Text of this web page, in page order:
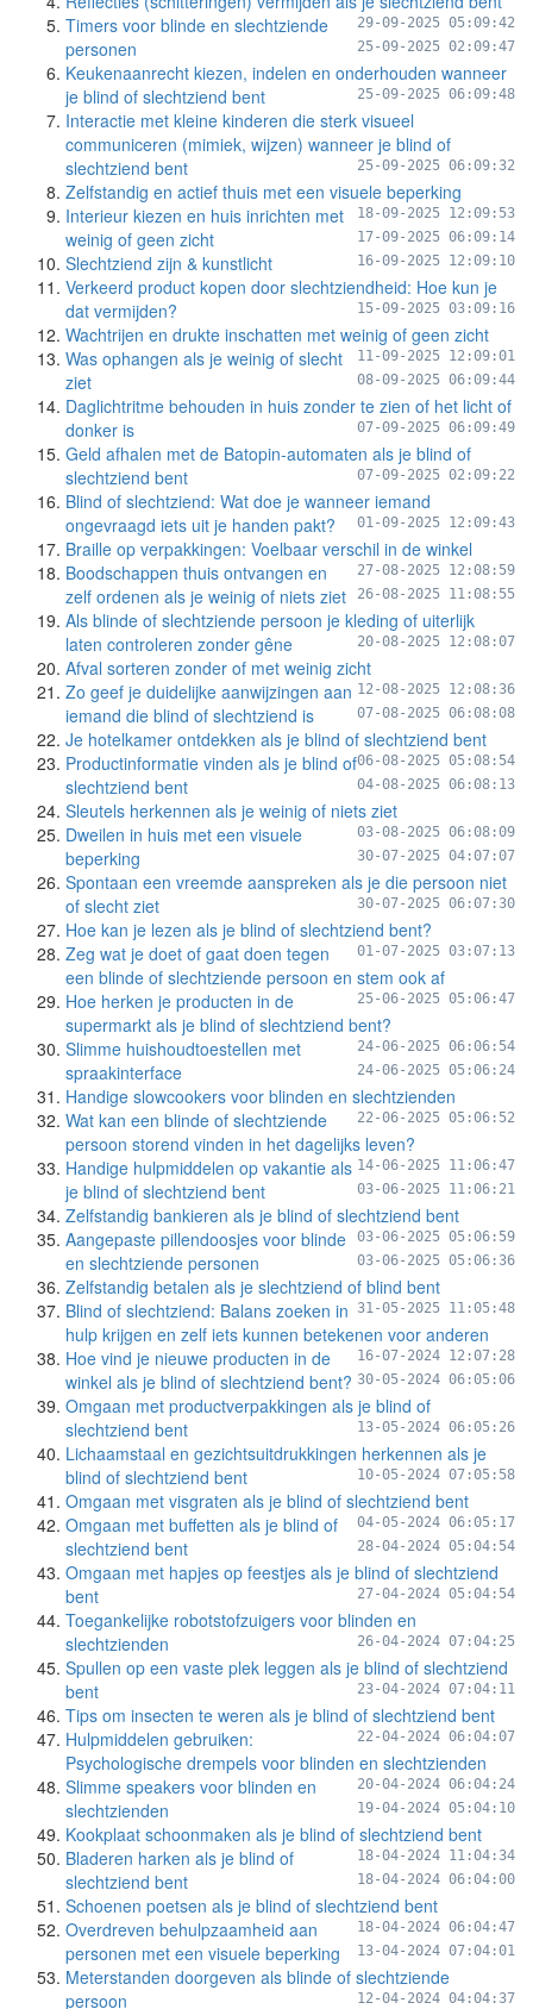
29-09-2025 05:09:42
Timers voor blinde en slechtziende
personen
25-09-2025 02:09:47
Keukenaanrecht kiezen, indelen en onderhouden wanneer
je blind of slechtziend bent
25-09-2025 06:09:48
Interactie met kleine kinderen die sterk visueel
communiceren (mimiek, wijzen) wanneer je blind of
slechtziend bent
25-09-2025 06:09:32
Zelfstandig en actief thuis met een visuele beperking
18-09-2025 12:09:53
Interieur kiezen en huis inrichten met
weinig of geen zicht
17-09-2025 06:09:14
Slechtziend zijn & kunstlicht 16-09-2025 12:09:10
Verkeerd product kopen door slechtziendheid: Hoe kun je
dat vermijden?
15-09-2025 03:09:16
Wachtrijen en drukte inschatten met weinig of geen zicht
11-09-2025 12:09:01
Was ophangen als je weinig of slecht
ziet
08-09-2025 06:09:44
Daglichtritme behouden in huis zonder te zien of het licht of
donker is
07-09-2025 06:09:49
Geld afhalen met de Batopin-automaten als je blind of
slechtziend bent
07-09-2025 02:09:22
Blind of slechtziend: Wat doe je wanneer iemand
ongevraagd iets uit je handen pakt?
01-09-2025 12:09:43
Braille op verpakkingen: Voelbaar verschil in de winkel
27-08-2025 12:08:59
Boodschappen thuis ontvangen en
zelf ordenen als je weinig of niets ziet
26-08-2025 11:08:55
Als blinde of slechtziende persoon je kleding of uiterlijk
laten controleren zonder gêne
20-08-2025 12:08:07
Afval sorteren zonder of met weinig zicht
12-08-2025 12:08:36
Zo geef je duidelijke aanwijzingen aan
iemand die blind of slechtziend is
07-08-2025 06:08:08
Je hotelkamer ontdekken als je blind of slechtziend bent
06-08-2025 05:08:54
Productinformatie vinden als je blind of
slechtziend bent
04-08-2025 06:08:13
Sleutels herkennen als je weinig of niets ziet
03-08-2025 06:08:09
Dweilen in huis met een visuele
beperking
30-07-2025 04:07:07
Spontaan een vreemde aanspreken als je die persoon niet
of slecht ziet
30-07-2025 06:07:30
Hoe kan je lezen als je blind of slechtziend bent?
01-07-2025 03:07:13
Zeg wat je doet of gaat doen tegen
een blinde of slechtziende persoon en stem ook af
25-06-2025 05:06:47
Hoe herken je producten in de
supermarkt als je blind of slechtziend bent?
24-06-2025 06:06:54
Slimme huishoudtoestellen met
spraakinterface
24-06-2025 05:06:24
Handige slowcookers voor blinden en slechtzienden
22-06-2025 05:06:52
Wat kan een blinde of slechtziende
persoon storend vinden in het dagelijks leven?
14-06-2025 11:06:47
Handige hulpmiddelen op vakantie als
je blind of slechtziend bent
03-06-2025 11:06:21
Zelfstandig bankieren als je blind of slechtziend bent
03-06-2025 05:06:59
Aangepaste pillendoosjes voor blinde
en slechtziende personen
03-06-2025 05:06:36
Zelfstandig betalen als je slechtziend of blind bent
31-05-2025 11:05:48
Blind of slechtziend: Balans zoeken in
hulp krijgen en zelf iets kunnen betekenen voor anderen
16-07-2024 12:07:28
Hoe vind je nieuwe producten in de
winkel als je blind of slechtziend bent? 30-05-2024 06:05:06
Omgaan met productverpakkingen als je blind of
slechtziend bent
13-05-2024 06:05:26
Lichaamstaal en gezichtsuitdrukkingen herkennen als je
blind of slechtziend bent
10-05-2024 07:05:58
Omgaan met visgraten als je blind of slechtziend bent
04-05-2024 06:05:17
Omgaan met buffetten als je blind of
slechtziend bent
28-04-2024 05:04:54
Omgaan met hapjes op feestjes als je blind of slechtziend
bent
27-04-2024 05:04:54
Toegankelijke robotstofzuigers voor blinden en
slechtzienden
26-04-2024 07:04:25
Spullen op een vaste plek leggen als je blind of slechtziend
bent
23-04-2024 07:04:11
Tips om insecten te weren als je blind of slechtziend bent
22-04-2024 06:04:07
Hulpmiddelen gebruiken:
Psychologische drempels voor blinden en slechtzienden
20-04-2024 06:04:24
Slimme speakers voor blinden en
slechtzienden
19-04-2024 05:04:10
Kookplaat schoonmaken als je blind of slechtziend bent
18-04-2024 11:04:34
Bladeren harken als je blind of
slechtziend bent
18-04-2024 06:04:00
Schoenen poetsen als je blind of slechtziend bent
18-04-2024 06:04:47
Overdreven behulpzaamheid aan
personen met een visuele beperking
13-04-2024 07:04:01
Meterstanden doorgeven als blinde of slechtziende
persoon
12-04-2024 04:04:37